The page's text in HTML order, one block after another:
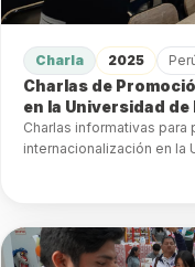
Charla 2025
Charlas de
en la Universidad de
Charlas informativas
internacionalización en la